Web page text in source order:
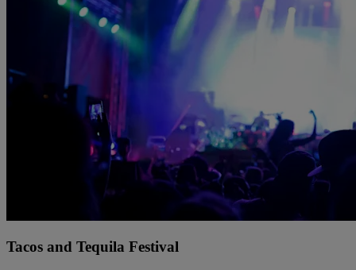
Tacos and Tequila Festival